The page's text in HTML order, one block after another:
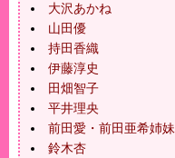
大沢あかね
山田優
持田香織
伊藤淳史
田畑智子
平井理央
前田愛・前田亜希姉妹
鈴木杏